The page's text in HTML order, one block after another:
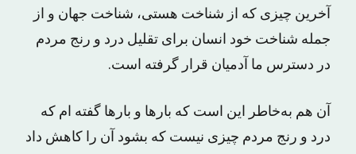
آخرین چیزی که از شناخت هستی، شناخت جهان و از
جمله شناخت خود انسان برای تقلیل درد و رنج مردم
در دسترس ما آدمیان قرار گرفته است.
آن هم به‌خاطر این است که بارها و بارها گفته ام که
درد و رنج مردم چیزی نیست که بشود آن را کاهش داد